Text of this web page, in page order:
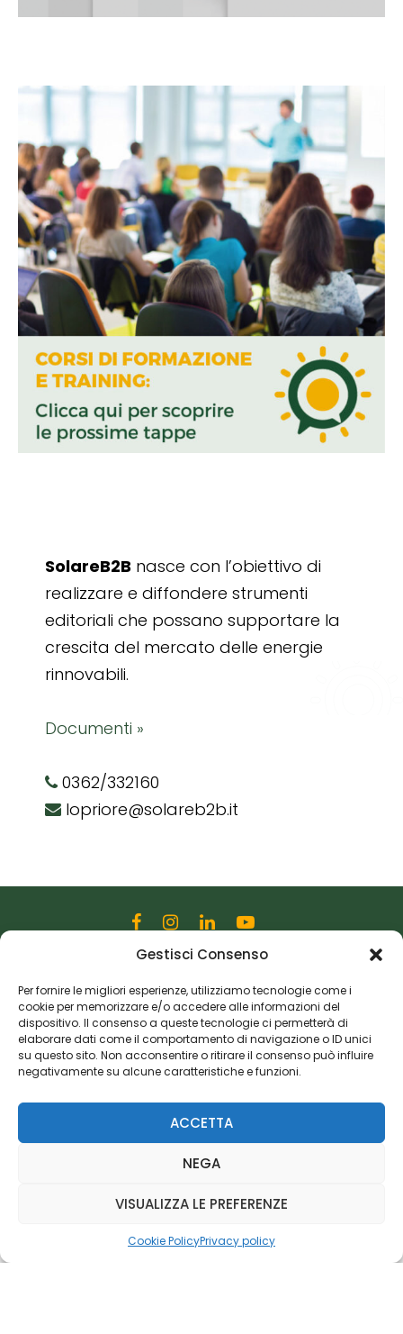
Gestisci Consenso
Per fornire le migliori esperienze, utilizziamo tecnologie come i
cookie per memorizzare e/o accedere alle informazioni del
dispositivo. Il consenso a queste tecnologie ci permetterà di
elaborare dati come il comportamento di navigazione o ID unici
su questo sito. Non acconsentire o ritirare il consenso può influire
negativamente su alcune caratteristiche e funzioni.
ACCETTA
NEGA
VISUALIZZA LE PREFERENZE
Cookie PolicyPrivacy policy
SolareB2B nasce con l’obiettivo di
realizzare e diffondere strumenti
editoriali che possano supportare la
crescita del mercato delle energie
rinnovabili.
Documenti »
0362/332160
lopriore@solareb2b.it
Via Martiri della Libertà, 28
20833 Giussano (MB)
P.I. 06982770965
Privacy Policy
Cookie Policy